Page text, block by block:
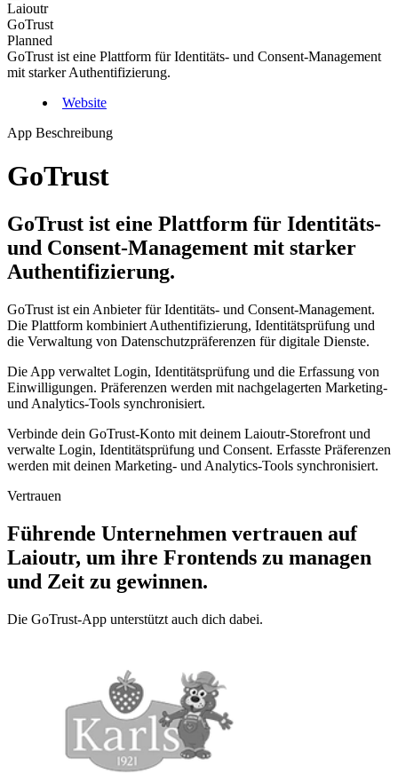
Laioutr
GoTrust
Planned
GoTrust ist eine Plattform für Identitäts- und Consent-Management
mit starker Authentifizierung.
Website
App Beschreibung
GoTrust
GoTrust ist eine Plattform für Identitäts-
und Consent-Management mit starker
Authentifizierung.
GoTrust ist ein Anbieter für Identitäts- und Consent-Management.
Die Plattform kombiniert Authentifizierung, Identitätsprüfung und
die Verwaltung von Datenschutzpräferenzen für digitale Dienste.
Die App verwaltet Login, Identitätsprüfung und die Erfassung von
Einwilligungen. Präferenzen werden mit nachgelagerten Marketing-
und Analytics-Tools synchronisiert.
Verbinde dein GoTrust-Konto mit deinem Laioutr-Storefront und
verwalte Login, Identitätsprüfung und Consent. Erfasste Präferenzen
werden mit deinen Marketing- und Analytics-Tools synchronisiert.
Vertrauen
Führende Unternehmen vertrauen auf
Laioutr, um ihre Frontends zu managen
und Zeit zu gewinnen.
Die GoTrust-App unterstützt auch dich dabei.